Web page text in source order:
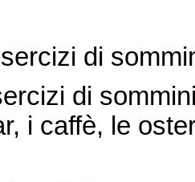
di
di
i caffè, le